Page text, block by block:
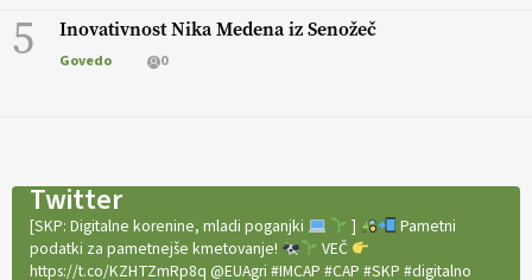
5 Inovativnost Nika Medena iz Senožeč
Govedo 0
Twitter
[SKP: Digitalne korenine, mladi poganjki ]
Pametni
podatki za pametnejše kmetovanje!
VEČ
https://t.co/KZHTZmRp8q @EUAgri #IMCAP #CAP #SKP #digitalno